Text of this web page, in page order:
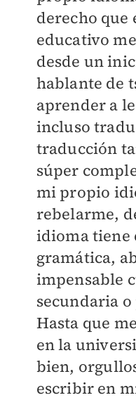
derecho que
educativo
desde un
hablante de
aprender a
incluso
traducción
súper
mi propio
rebelarme,
idioma tiene
gramática,
impensable
secundaria
Hasta que
en la
bien,
escribir en